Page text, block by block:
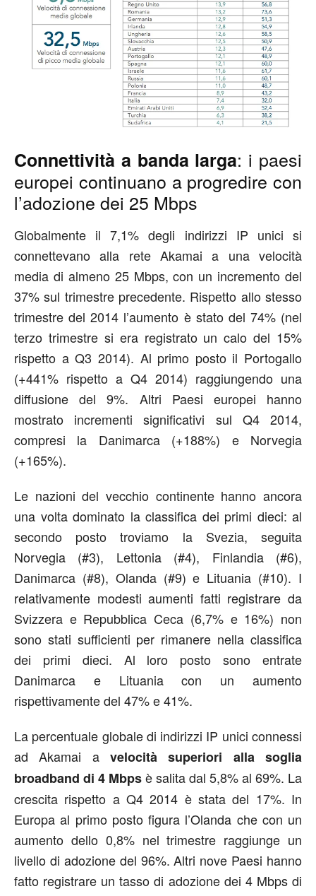
Connettività a banda larga: i paesi
europei continuano a progredire con
l’adozione dei 25 Mbps
Globalmente il 7,1% degli indirizzi IP unici si
connettevano alla rete Akamai a una velocità
media di almeno 25 Mbps, con un incremento del
37% sul trimestre precedente. Rispetto allo stesso
trimestre del 2014 l’aumento è stato del 74% (nel
terzo trimestre si era registrato un calo del 15%
rispetto a Q3 2014). Al primo posto il Portogallo
(+441% rispetto a Q4 2014) raggiungendo una
diffusione del 9%. Altri Paesi europei hanno
mostrato incrementi significativi sul Q4 2014,
compresi la Danimarca (+188%) e Norvegia
(+165%).
Le nazioni del vecchio continente hanno ancora
una volta dominato la classifica dei primi dieci: al
secondo posto troviamo la Svezia, seguita
Norvegia (#3), Lettonia (#4), Finlandia (#6),
Danimarca (#8), Olanda (#9) e Lituania (#10). I
relativamente modesti aumenti fatti registrare da
Svizzera e Repubblica Ceca (6,7% e 16%) non
sono stati sufficienti per rimanere nella classifica
dei primi dieci. Al loro posto sono entrate
Danimarca e Lituania con un aumento
rispettivamente del 47% e 41%.
La percentuale globale di indirizzi IP unici connessi
ad Akamai a velocità superiori alla soglia
broadband di 4 Mbpsè salita dal 5,8% al 69%. La
crescita rispetto a Q4 2014 è stata del 17%. In
Europa al primo posto figura l’Olanda che con un
aumento dello 0,8% nel trimestre raggiunge un
livello di adozione del 96%. Altri nove Paesi hanno
fatto registrare un tasso di adozione dei 4 Mbps di